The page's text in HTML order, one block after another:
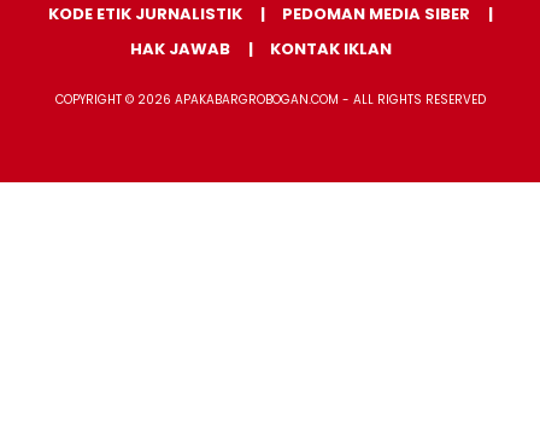
KODE ETIK JURNALISTIK
PEDOMAN MEDIA SIBER
HAK JAWAB
KONTAK IKLAN
COPYRIGHT © 2026 APAKABARGROBOGAN.COM - ALL RIGHTS RESERVED